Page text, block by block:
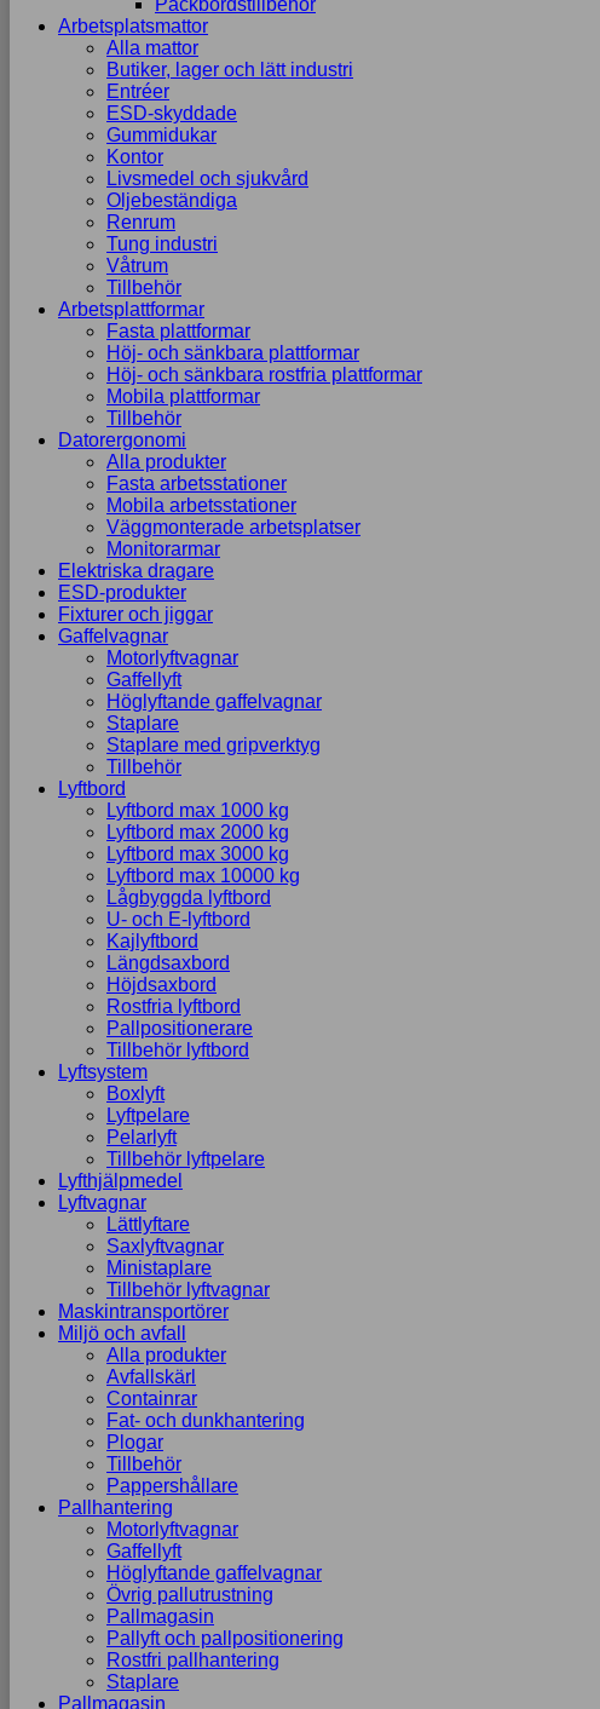
Packbordstillbehör
Arbetsplatsmattor
Alla mattor
Butiker, lager och lätt industri
Entréer
ESD-skyddade
Gummidukar
Kontor
Livsmedel och sjukvård
Oljebeständiga
Renrum
Tung industri
Våtrum
Tillbehör
Arbetsplattformar
Fasta plattformar
Höj- och sänkbara plattformar
Höj- och sänkbara rostfria plattformar
Mobila plattformar
Tillbehör
Datorergonomi
Alla produkter
Fasta arbetsstationer
Mobila arbetsstationer
Väggmonterade arbetsplatser
Monitorarmar
Elektriska dragare
ESD-produkter
Fixturer och jiggar
Gaffelvagnar
Motorlyftvagnar
Gaffellyft
Höglyftande gaffelvagnar
Staplare
Staplare med gripverktyg
Tillbehör
Lyftbord
Lyftbord max 1000 kg
Lyftbord max 2000 kg
Lyftbord max 3000 kg
Lyftbord max 10000 kg
Lågbyggda lyftbord
U- och E-lyftbord
Kajlyftbord
Längdsaxbord
Höjdsaxbord
Rostfria lyftbord
Pallpositionerare
Tillbehör lyftbord
Lyftsystem
Boxlyft
Lyftpelare
Pelarlyft
Tillbehör lyftpelare
Lyfthjälpmedel
Lyftvagnar
Lättlyftare
Saxlyftvagnar
Ministaplare
Tillbehör lyftvagnar
Maskintransportörer
Miljö och avfall
Alla produkter
Avfallskärl
Containrar
Fat- och dunkhantering
Plogar
Tillbehör
Pappershållare
Pallhantering
Motorlyftvagnar
Gaffellyft
Höglyftande gaffelvagnar
Övrig pallutrustning
Pallmagasin
Pallyft och pallpositionering
Rostfri pallhantering
Staplare
Pallmagasin